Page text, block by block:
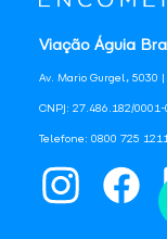
Viação Águia
Av. Mario Gurgel, 5030
CNPJ: 27.486.182/
Telefone: 0800 725